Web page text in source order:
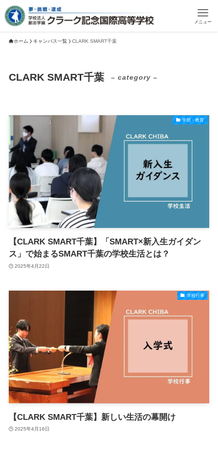
メニュー
ホーム キャンパス一覧 CLARK SMART千葉
CLARK SMART千葉 – category –
学習・教育
【CLARK SMART千葉】「SMART×新入生ガイダン
ス」で始まるSMART千葉の学校生活とは？
2025年4月22日
学校行事
【CLARK SMART千葉】新しい生活の幕開け
2025年4月16日